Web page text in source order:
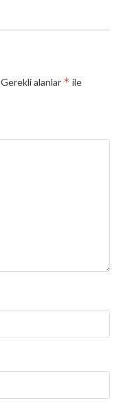
Gerekli alanlar * ile